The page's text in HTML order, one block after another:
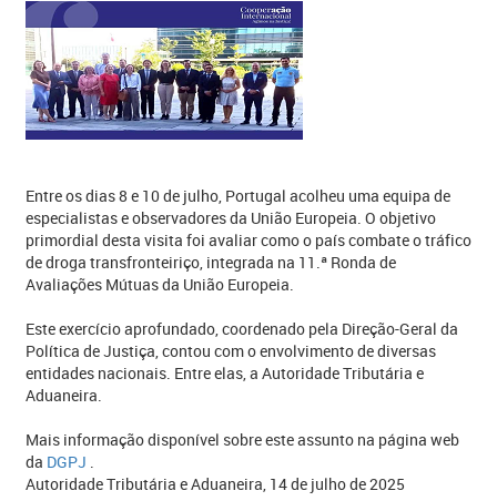
​Entre os dias 8 e 10 de julho, Portugal acolheu uma equipa de
especialistas e observadores da União Europeia. O objetivo
primordial desta visita foi avaliar como o país combate o tráfico
de droga transfronteiriço, integrada na 11.ª Ronda de
Avaliações Mútuas da União Europeia.
Este exercício aprofundado, coordenado pela Direção-Geral da
Política de Justiça, contou com o envolvimento de diversas
entidades nacionais. Entre elas, a Autoridade Tributária e
Aduaneira.
Mais informação disponível sobre este assunto na página web
da DGPJ​ .
Autoridade Tributária e Aduaneira, 14 de julho de 2025